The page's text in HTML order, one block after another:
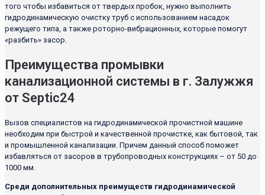
того чтобы избавиться от твердых пробок, нужно выполнить
гидродинамическую очистку труб с использованием насадок
режущего типа, а также роторно-вибрационных, которые помогут
«разбить» засор.
Преимущества промывки
канализационной системы в г. Залужжя
от Septic24
Вызов специалистов на гидродинамической прочистной машине
необходим при быстрой и качественной прочистке, как бытовой, так
и промышленной канализации. Причем данный способ поможет
избавляться от засоров в трубопроводных конструкциях – от 50 до
1000 мм.
Среди дополнительных преимуществ гидродинамической